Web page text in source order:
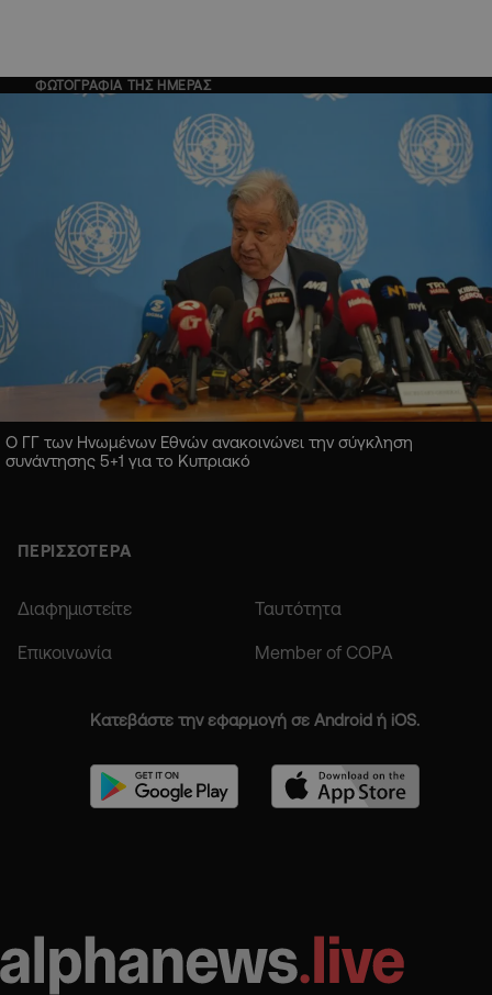
ΦΩΤΟΓΡΑΦΙΑ ΤΗΣ ΗΜΕΡΑΣ
Ο ΓΓ των Ηνωμένων Εθνών ανακοινώνει την σύγκληση
συνάντησης 5+1 για το Κυπριακό
ΠΕΡΙΣΣΟΤΕΡΑ
Διαφημιστείτε Ταυτότητα
Επικοινωνία Member of COPA
Κατεβάστε την εφαρμογή σε Android ή iOS.